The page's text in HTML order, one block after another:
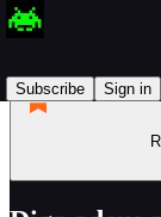
Subscribe
Sign in